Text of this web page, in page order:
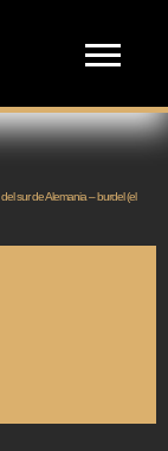
sur de Alemania – burdel (el